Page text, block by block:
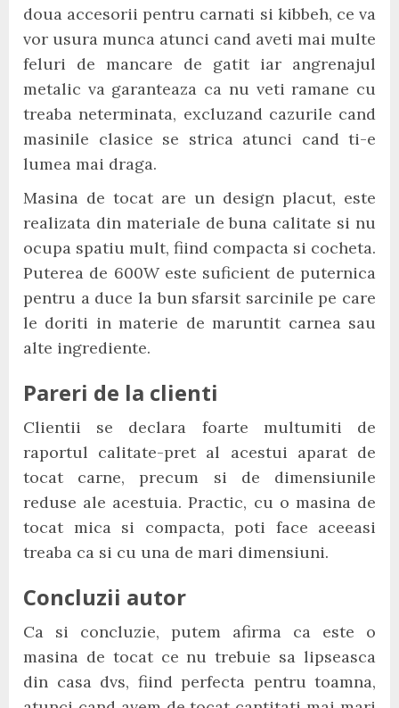
doua accesorii pentru carnati si kibbeh, ce va
vor usura munca atunci cand aveti mai multe
feluri de mancare de gatit iar angrenajul
metalic va garanteaza ca nu veti ramane cu
treaba neterminata, excluzand cazurile cand
masinile clasice se strica atunci cand ti-e
lumea mai draga.
Masina de tocat are un design placut, este
realizata din materiale de buna calitate si nu
ocupa spatiu mult, fiind compacta si cocheta.
Puterea de 600W este suficient de puternica
pentru a duce la bun sfarsit sarcinile pe care
le doriti in materie de maruntit carnea sau
alte ingrediente.
Pareri de la clienti
Clientii se declara foarte multumiti de
raportul calitate-pret al acestui aparat de
tocat carne, precum si de dimensiunile
reduse ale acestuia. Practic, cu o masina de
tocat mica si compacta, poti face aceeasi
treaba ca si cu una de mari dimensiuni.
Concluzii autor
Ca si concluzie, putem afirma ca este o
masina de tocat ce nu trebuie sa lipseasca
din casa dvs, fiind perfecta pentru toamna,